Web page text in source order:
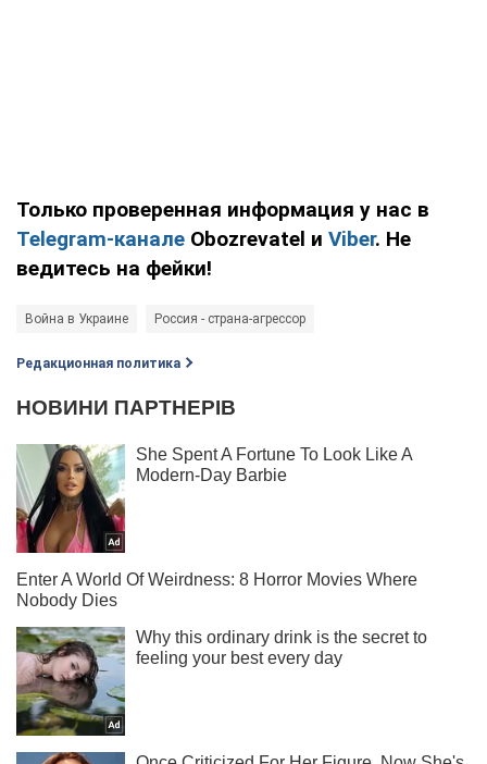
Только проверенная информация у нас в
Telegram-канале Obozrevatel и Viber. Не
ведитесь на фейки!
Война в Украине Россия - страна-агрессор
Редакционная политика